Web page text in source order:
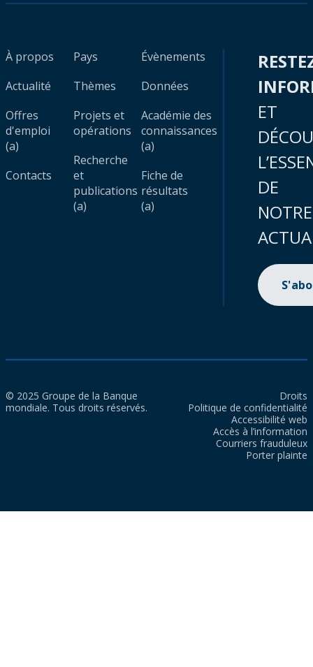
À propos
Actualité
Offres
d'emploi
(a)
Contacts
Pays
Thèmes
Projets et
opérations
Recherche
et
publications
(a)
Évènements
Données
Académie des
connaissances
(a)
Fiche de
résultats
(a)
ET
DE
NOTRE
© 2025 Groupe de la Banque
mondiale. Tous droits réservés.
Droits
Politique de confidentialité
Accessibilité web
Accès à l’information
Courriers frauduleux
Porter plainte